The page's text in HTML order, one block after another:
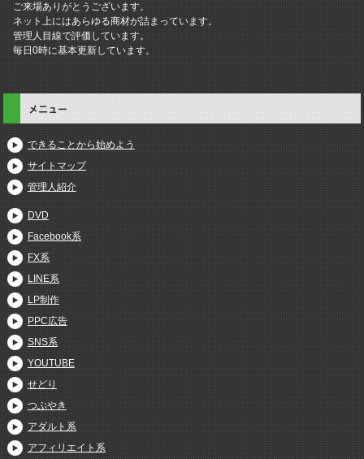
ご来場ありがとうございます。
ネット上にはあらゆる商材が詰まっています。
管理人目線で評価しています。
毎日0時に基本更新しています。
メニュー
できることから始めよう
サイトマップ
管理人紹介
DVD
Facebook系
FX系
LINE系
LP制作
PPC広告
SNS系
YOUTUBE
せどり
つぶやき
アダルト系
アフィリエイト系